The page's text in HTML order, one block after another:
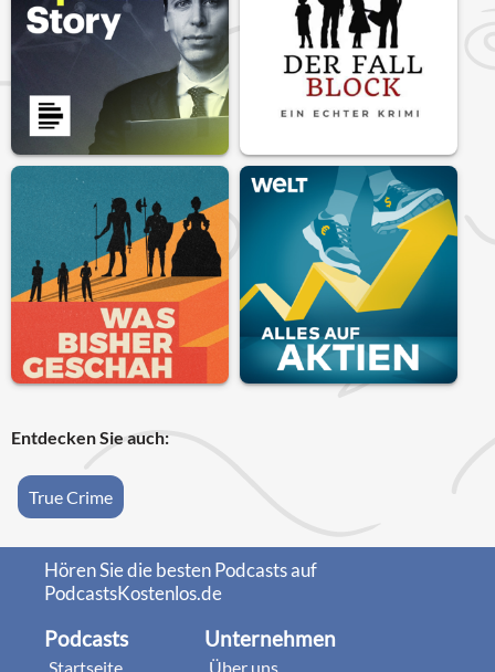
Entdecken Sie auch:
True Crime
Hören Sie die besten Podcasts auf
PodcastsKostenlos.de
Podcasts
Startseite
Unternehmen
Über uns